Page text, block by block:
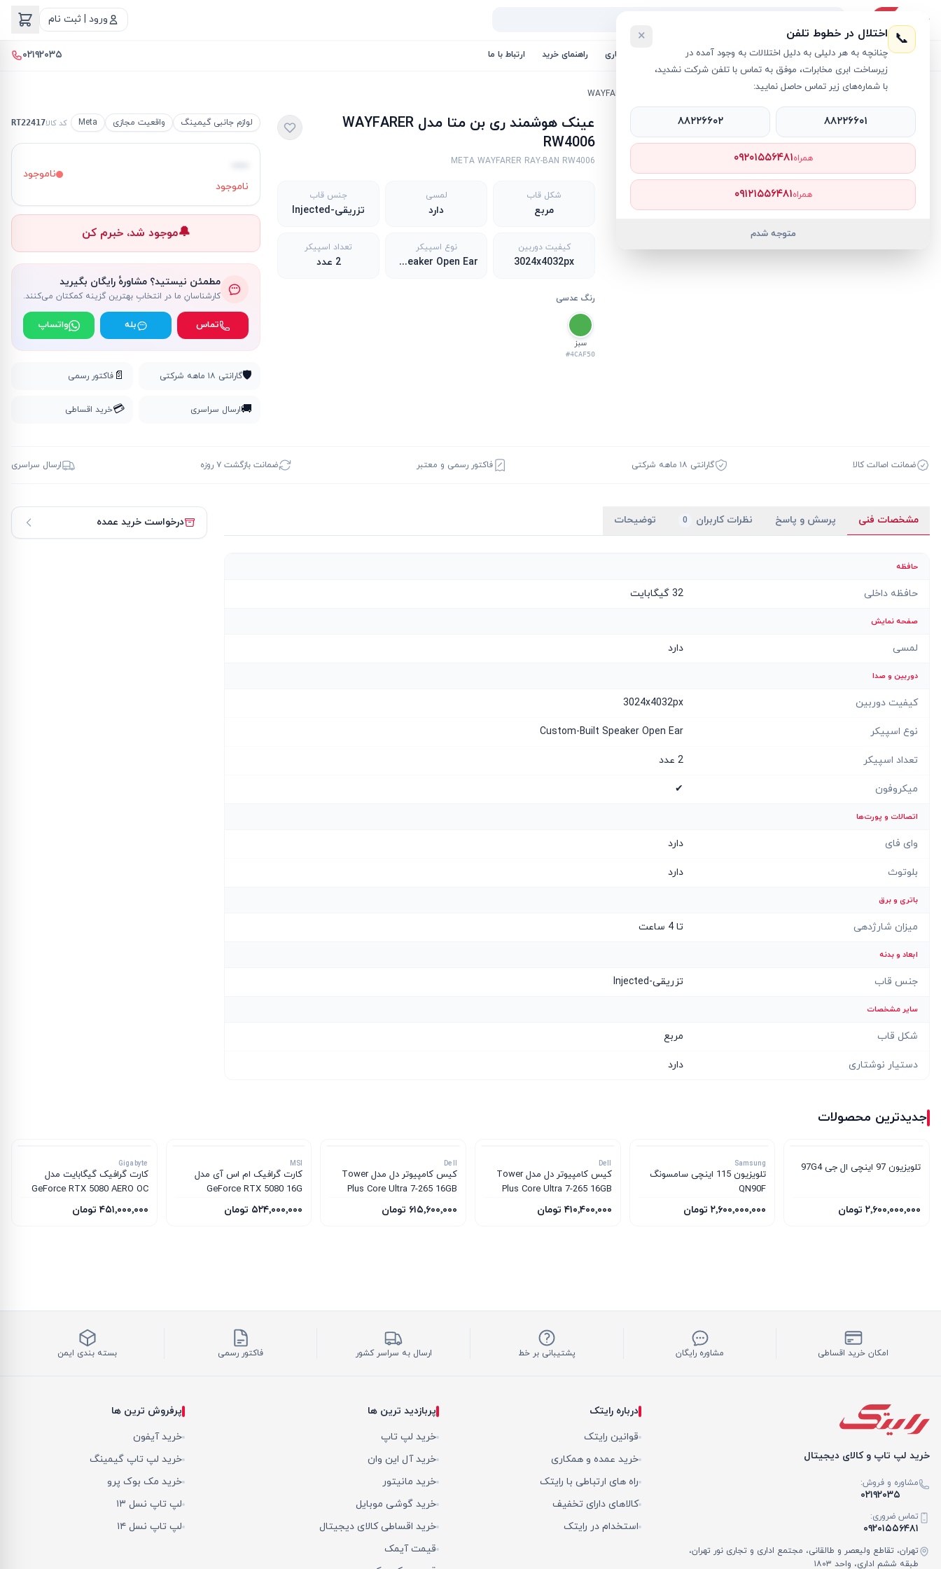
ورود | ثبت نام
لیست محصولات خرید اقساطی خرید سازمانی فروش عمده و همکاری راهنمای خرید ارتباط با ما ۰۲۱۹۲۰۳۵
لوازم جانبی گیمینگ ›واقعیت مجازی› عینک هوشمند ری بن متا مدل WAYFARER RW4006
+
4
لوازم جانبی گیمینگ واقعیت مجازی Meta کد کالاRT22417
ناموجود
ناموجود
🔔موجود شد، خبرم کن
مطمئن نیستید؟ مشاورهٔ رایگان بگیرید
کارشناسانِ ما در انتخابِ بهترین گزینه کمکتان می‌کنند.
تماس بله واتساپ
🛡️گارانتی ۱۸ ماهه شرکتی 📄 فاکتور رسمی
🚚ارسال سراسری 💳خرید اقساطی
عینک هوشمند ری بن متا مدل WAYFARER
RW4006
META WAYFARER RAY-BAN RW4006
شکل قاب
مربع
لمسی
دارد
جنس قاب
تزریقی-Injected
کیفیت دوربین
3024x4032px
نوع اسپیکر
Custom-Built Speaker Open Ear
تعداد اسپیکر
2 عدد
رنگ عدسی
سبز
#4CAF50
ضمانت اصالت کالا گارانتی ۱۸ ماهه شرکتی فاکتور رسمی و معتبر ضمانت بازگشت ۷ روزه ارسال سراسری
مشخصات فنی پرسش و پاسخ نظرات کاربران 0 توضیحات
حافظه
حافظه داخلی 32 گیگابایت
صفحه نمایش
لمسی دارد
دوربین و صدا
کیفیت دوربین 3024x4032px
نوع اسپیکر Custom-Built Speaker Open Ear
تعداد اسپیکر 2 عدد
میکروفون ✔
اتصالات و پورت‌ها
وای فای دارد
بلوتوث دارد
باتری و برق
میزان شارژدهی تا 4 ساعت
ابعاد و بدنه
جنس قاب تزریقی-Injected
سایر مشخصات
شکل قاب مربع
دستیار نوشتاری دارد
درخواست خرید عمده
جدیدترین محصولات
تلویزیون 97 اینچی ال جی 97G4
۲٬۶۰۰٬۰۰۰٬۰۰۰ تومان
Samsung
تلویزیون 115 اینچی سامسونگ
QN90F
۲٬۶۰۰٬۰۰۰٬۰۰۰ تومان
Dell
کیس کامپیوتر دل مدل Tower
Plus Core Ultra 7-265 16GB
1TB SSD 8GB RTX 5060
۴۱۰٬۴۰۰٬۰۰۰ تومان
Dell
کیس کامپیوتر دل مدل Tower
Plus Core Ultra 7-265 16GB
1TB SSD 12GB RTX 5070
۶۱۵٬۶۰۰٬۰۰۰ تومان
MSI
کارت گرافیک ام‌ اس‌ آی مدل
GeForce RTX 5080 16G
INSPIRE 3X OC
۵۲۴٬۰۰۰٬۰۰۰ تومان
Gigabyte
کارت گرافیک گیگابایت مدل
GeForce RTX 5080 AERO OC
SFF 16G
۴۵۱٬۰۰۰٬۰۰۰ تومان
امکان خرید اقساطی مشاوره رایگان پشتیبانی بر خط ارسال به سراسر کشور فاکتور رسمی بسته بندی ایمن
خرید لپ تاپ و کالای دیجیتال
مشاوره و فروش:
۰۲۱۹۲۰۳۵
تماس ضروری:
۰۹۲۰۱۵۵۶۴۸۱
تهران، تقاطع ولیعصر و طالقانی، مجتمع اداری و تجاری نور تهران،
طبقه ششم اداری، واحد ۱۸۰۳
درباره رایتک
قوانین رایتک
خرید عمده و همکاری
راه های ارتباطی با رایتک
کالاهای دارای تخفیف
استخدام در رایتک
پربازدید ترین ها
خرید لپ تاپ
خرید آل این وان
خرید مانیتور
خرید گوشی موبایل
خرید اقساطی کالای دیجیتال
قیمت آیمک
پرفروش ترین ها
خرید آیفون
خرید لپ تاپ گیمینگ
خرید مک بوک پرو
لپ تاپ نسل ۱۳
لپ تاپ نسل ۱۴
📞 اختلال در خطوط تلفن
چنانچه به هر دلیلی به دلیل اختلالات به وجود آمده در
زیرساخت ابری مخابرات، موفق به تماس با تلفن شرکت نشدید،
با شماره‌های زیر تماس حاصل نمایید:
×
۸۸۲۲۶۶۰۱ ۸۸۲۲۶۶۰۲
همراه۰۹۲۰۱۵۵۶۴۸۱
همراه۰۹۱۲۱۵۵۶۴۸۱
متوجه شدم